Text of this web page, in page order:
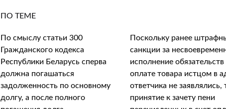
ПО ТЕМЕ
По смыслу статьи 300
Гражданского кодекса
Республики Беларусь сперва
должна погашаться
задолженность по основному
долгу, а после полного
Поскольку ранее
санкции за
исполнение обязательств
оплате товара истцом в
ответчика не заявлялись,
принятие к зачету пени